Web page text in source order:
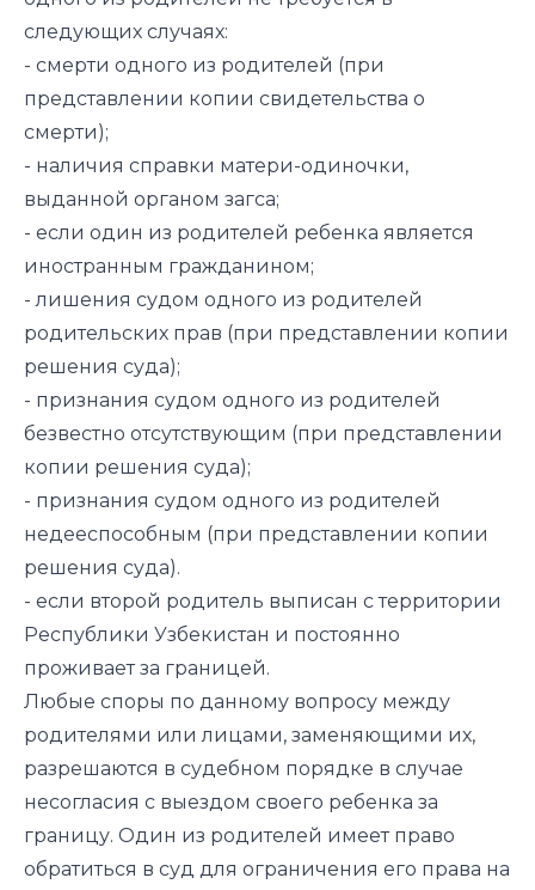
следующих случаях:
- смерти одного из родителей (при
представлении копии свидетельства о
смерти);
- наличия справки матери-одиночки,
выданной органом загса;
- если один из родителей ребенка является
иностранным гражданином;
- лишения судом одного из родителей
родительских прав (при представлении копии
решения суда);
- признания судом одного из родителей
безвестно отсутствующим (при представлении
копии решения суда);
- признания судом одного из родителей
недееспособным (при представлении копии
решения суда).
- если второй родитель выписан с территории
Республики Узбекистан и постоянно
проживает за границей.
Любые споры по данному вопросу между
родителями или лицами, заменяющими их,
разрешаются в судебном порядке в случае
несогласия с выездом своего ребенка за
границу. Один из родителей имеет право
обратиться в суд для ограничения его права на